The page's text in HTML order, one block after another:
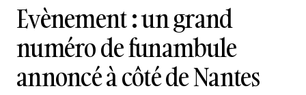
Evènement : un grand
numéro de funambule
annoncé à côté de Nantes